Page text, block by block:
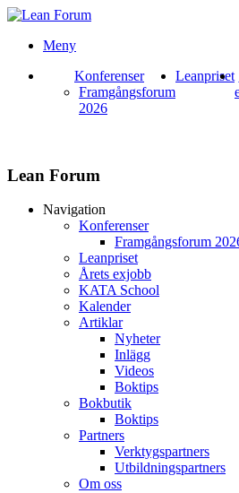
Meny
Konferenser
Framgångsforum
2026
Leanpriset
Lean Forum
Navigation
Konferenser
Framgångsforum
Leanpriset
Årets exjobb
KATA School
Kalender
Artiklar
Nyheter
Inlägg
Videos
Boktips
Bokbutik
Boktips
Partners
Verktygspartners
Utbildningspartners
Om oss